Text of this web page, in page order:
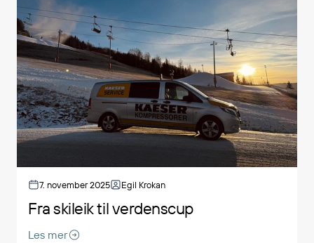
7. november 2025 Egil Krokan
Fra skileik til verdenscup
Les mer